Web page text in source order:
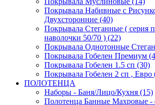
Покрывала Набивные с
Двухсторонние (40)
Покрывала Стеганные ( серия
наволочки 50/70 ) (22)
Покрывала Однотонные
Покрывала Гобелен Премиум
Покрывала Гобелен 1.5 сп (30)
Покрывала Гобелен 2 сп , Евро
ПОЛОТЕНЦА
Наборы - Баня/Лицо/Кухня (15)
Полотенца Банные Махровые -